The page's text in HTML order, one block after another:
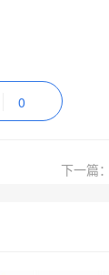
0
下一篇